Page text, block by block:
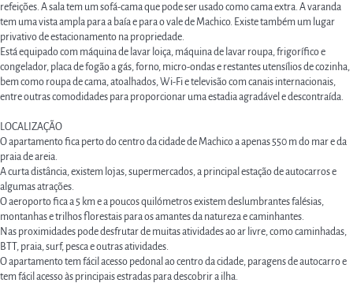
refeições. A sala tem um sofá-cama que pode ser usado como cama extra. A varanda
tem uma vista ampla para a baía e para o vale de Machico. Existe também um lugar
privativo de estacionamento na propriedade.
Está equipado com máquina de lavar loiça, máquina de lavar roupa, frigorífico e
congelador, placa de fogão a gás, forno, micro-ondas e restantes utensílios de cozinha,
bem como roupa de cama, atoalhados, Wi-Fi e televisão com canais internacionais,
entre outras comodidades para proporcionar uma estadia agradável e descontraída.
LOCALIZAÇÃO
O apartamento fica perto do centro da cidade de Machico a apenas 550 m do mar e da
praia de areia.
A curta distância, existem lojas, supermercados, a principal estação de autocarros e
algumas atrações.
O aeroporto fica a 5 km e a poucos quilómetros existem deslumbrantes falésias,
montanhas e trilhos florestais para os amantes da natureza e caminhantes.
Nas proximidades pode desfrutar de muitas atividades ao ar livre, como caminhadas,
BTT, praia, surf, pesca e outras atividades.
O apartamento tem fácil acesso pedonal ao centro da cidade, paragens de autocarro e
tem fácil acesso às principais estradas para descobrir a ilha.